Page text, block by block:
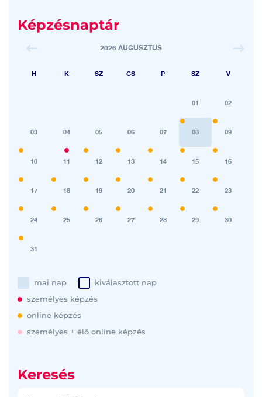
Képzésnaptár
2026 AUGUSZTUS
H K SZ CS P SZ V
01 02
03 04 05 06 07 08 09
10 11 12 13 14 15 16
17 18 19 20 21 22 23
24 25 26 27 28 29 30
31
mai nap
kiválasztott nap
személyes képzés
online képzés
személyes + élő online képzés
Keresés